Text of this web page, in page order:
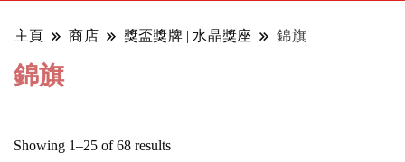
主頁 商店 獎盃獎牌 | 水晶獎座 錦旗
錦旗
Showing 1–25 of 68 resultsSorted